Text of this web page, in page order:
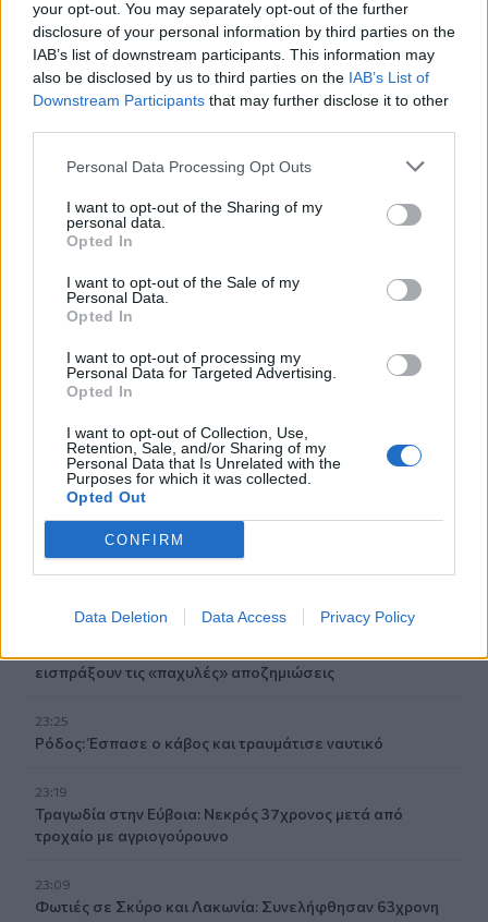
your opt-out. You may separately opt-out of the further
disclosure of your personal information by third parties on the
IAB’s list of downstream participants. This information may
also be disclosed by us to third parties on the IAB’s List of
Downstream Participants that may further disclose it to other
Personal Data Processing Opt Outs
I want to opt-out of the Sharing of my
personal data.
Opted In
I want to opt-out of the Sale of my
Personal Data.
Opted In
I want to opt-out of processing my
Personal Data for Targeted Advertising.
Opted In
I want to opt-out of Collection, Use,
Retention, Sale, and/or Sharing of my
Personal Data that Is Unrelated with the
Purposes for which it was collected.
Opted Out
CONFIRM
Data Deletion Data Access Privacy Policy
02:51
Ο έρωτας θα πρωταγωνιστήσει στη ζωή αυτών των
ζωδίων τον Αύγουστο
Καύσωνας στο γραφείο: Πόσο μπορεί να χαλαρώσει το
00:31
πρόληψη του πνιγμού
Ανατριχιαστικό βίντεο από τον σεισμό στην Ιαπωνία:
Γιατροί προστατεύουν με τα σώματά τους ασθενή την
ώρα του χειρουργείου
23:54
Τραμπ: Ο πόλεμος με το Ιράν "θα τελειώσει σύντομα"
30χρονη έπεσε στη θάλασσα από την γέφυρα της
Χαλκίδας
Οι «μαύρες χήρες» της Ρωσίας: Παντρεύονται
εισπράξουν τις «παχυλές» αποζημιώσεις
23:25
Ρόδος: Έσπασε ο κάβος και τραυμάτισε ναυτικό
23:19
Τραγωδία στην Εύβοια: Νεκρός 37χρονος μετά από
τροχαίο με αγριογούρουνο
23:09
Φωτιές σε Σκύρο και Λακωνία: Συνελήφθησαν 63χρονη